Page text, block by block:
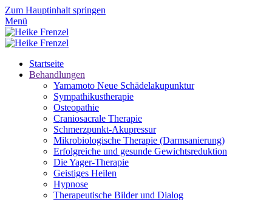
Zum Hauptinhalt springen
Menü
Startseite
Behandlungen
Yamamoto Neue Schädelakupunktur
Sympathikustherapie
Osteopathie
Craniosacrale Therapie
Schmerzpunkt-Akupressur
Mikrobiologische Therapie (Darmsanierung)
Erfolgreiche und gesunde Gewichtsreduktion
Die Yager-Therapie
Geistiges Heilen
Hypnose
Therapeutische Bilder und Dialog